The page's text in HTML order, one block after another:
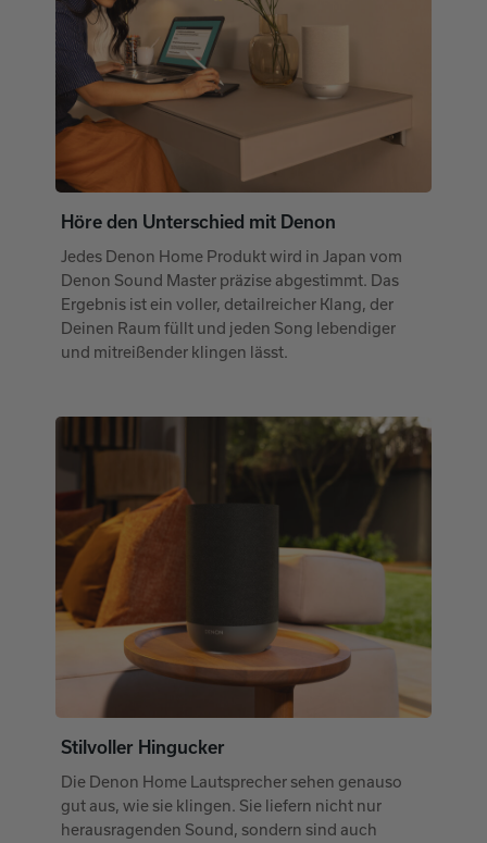
Höre den Unterschied mit Denon
Jedes Denon Home Produkt wird in Japan vom
Denon Sound Master präzise abgestimmt. Das
Ergebnis ist ein voller, detailreicher Klang, der
Deinen Raum füllt und jeden Song lebendiger
und mitreißender klingen lässt.
Stilvoller Hingucker
Die Denon Home Lautsprecher sehen genauso
gut aus, wie sie klingen. Sie liefern nicht nur
herausragenden Sound, sondern sind auch